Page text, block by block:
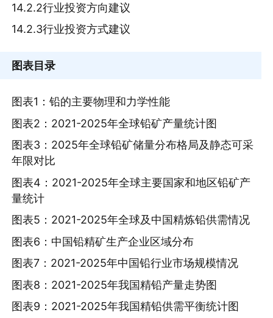
14.2.2行业投资方向建议
14.2.3行业投资方式建议
图表目录
图表1：铅的主要物理和力学性能
图表2：2021-2025年全球铅矿产量统计图
图表3：2025年全球铅矿储量分布格局及静态可采
年限对比
图表4：2021-2025年全球主要国家和地区铅矿产
量统计
图表5：2021-2025年全球及中国精炼铅供需情况
图表6：中国铅精矿生产企业区域分布
图表7：2021-2025年中国铅行业市场规模情况
图表8：2021-2025年我国精铅产量走势图
图表9：2021-2025年我国精铅供需平衡统计图